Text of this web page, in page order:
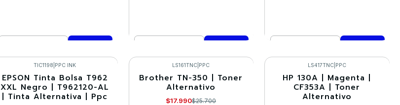
Comprar ahora
Comprar ahora
Comprar ahora
-15%
TIC1198 PPC INK
EPSON Tinta Bolsa T962
XXL Negro | T962120-AL
| Tinta Alternativa | Ppc
-30%
LS161TNC PPC
Brother TN-350 | Toner
Alternativo
$17.990$25.700
-30%
LS417TNC| PPC
HP 130A | Magenta |
CF353A | Toner
Alternativo